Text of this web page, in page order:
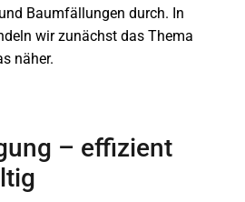
Baumfällungen durch. In
wir zunächst das Thema
näher.
– effizient